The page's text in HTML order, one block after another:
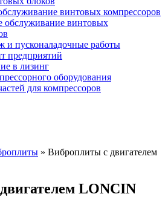
винтовых компрессоров
обслуживание винтовых
пусконаладочные работы
предприятий
в лизинг
оборудования
для компрессоров
» Виброплиты с двигателем
LONCIN